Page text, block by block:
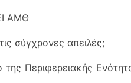
ΑΜΘ
σύγχρονες απειλές;
Περιφερειακής